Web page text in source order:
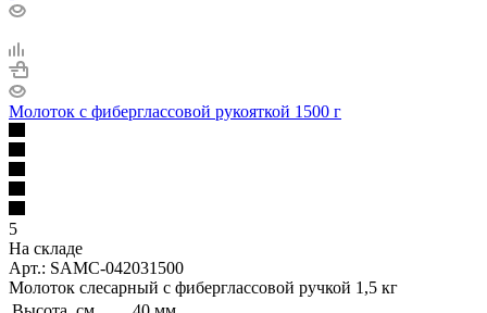
Молоток с фиберглассовой рукояткой 1500 г
5
На складе
Арт.: SAMC-042031500
Молоток слесарный с фиберглассовой ручкой 1,5 кг